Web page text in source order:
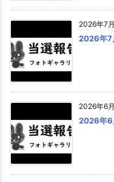
2026年7
2026年7
2026年6
2026年6